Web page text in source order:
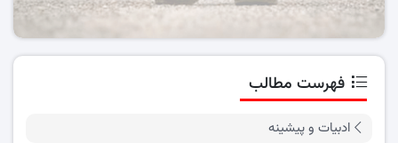
فهرست مطالب
ادبیات و پیشینه